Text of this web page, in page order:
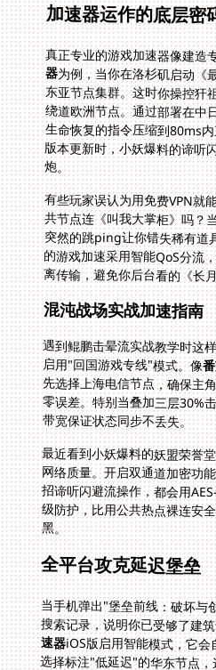
加速器运作的底层密
真正专业的游戏加速器像建造
器为例，当你在洛杉矶启动《
东亚节点集群。这时你操控
绕道欧洲节点。通过部署在
生命恢复的指令压缩到
版本更新时，小妖爆料的谛
炮。
有些玩家误认为用免费VPN就
共节点连《叫我大掌柜》吗？
突然的跳ping让你错失稀有
的游戏加速采用智能QoS分流
离传输，避免你后台看的《长
混沌战场实战加速指南
遇到鲲鹏击晕流实战教学时这
启用"回国游戏专线"模式。像
带宽保证状态同步不丢失。
最近看到小妖爆料的妖盟荣誉
网络质量。开启双通道加密功
招谛听闪避流操作，都会用
级防护，比用公共热点裸连
黑。
全平台攻克延迟堡垒
当手机弹出"堡垒前线：破坏与
搜索记录，说明你已受够了建
速器iOS版启用智能模式，它
选择标注"低延迟"的华东节